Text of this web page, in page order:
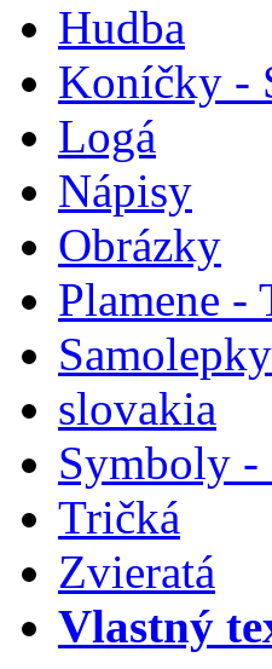
Hudba
Koníčky -
Logá
Nápisy
Obrázky
Plamene -
slovakia
Symboly -
Tričká
Zvieratá
Vlastný